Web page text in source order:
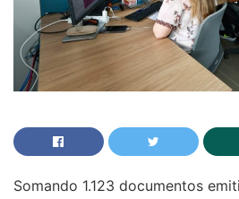
Somando 1.123 documentos